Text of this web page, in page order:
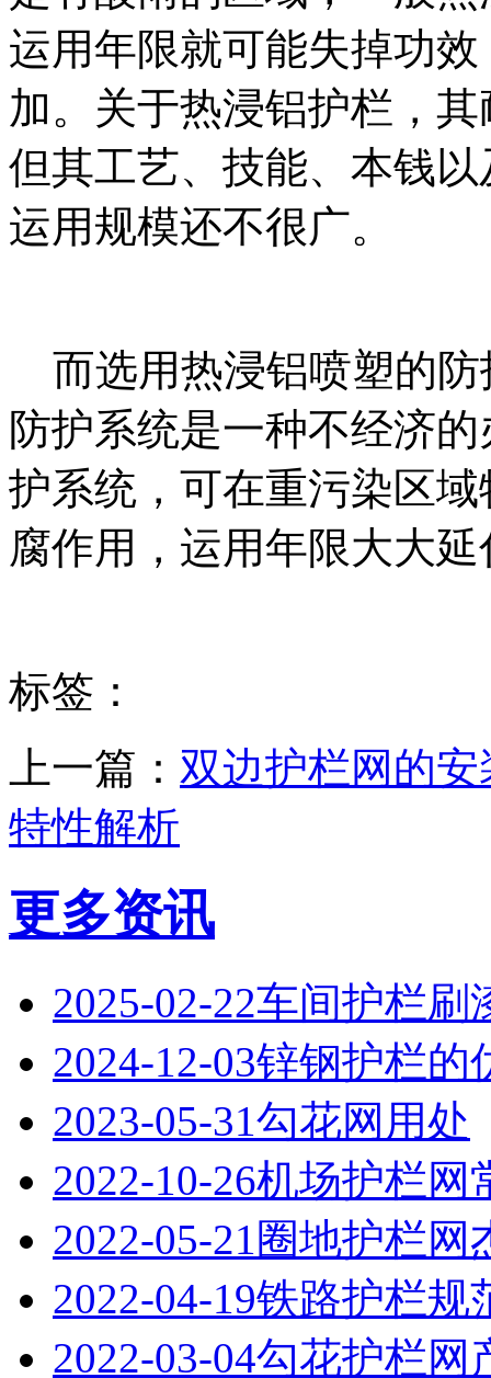
运用年限就可能失掉功
加。关于热浸铝护栏，
但其工艺、技能、本钱
运用规模还不很广。
而选用热浸铝喷塑的防
防护系统是一种不经济
护系统，可在重污染区
腐作用，运用年限大大
标签：
上一篇： 双边护栏网的安
特性解析
更多资讯
2025-02-22车间护栏刷
2024-12-03锌钢护栏的
2023-05-31勾花网用处
2022-10-26机场护栏网
2022-05-21 圈地护栏网
2022-04-19铁路护栏规
2022-03-04勾花护栏网